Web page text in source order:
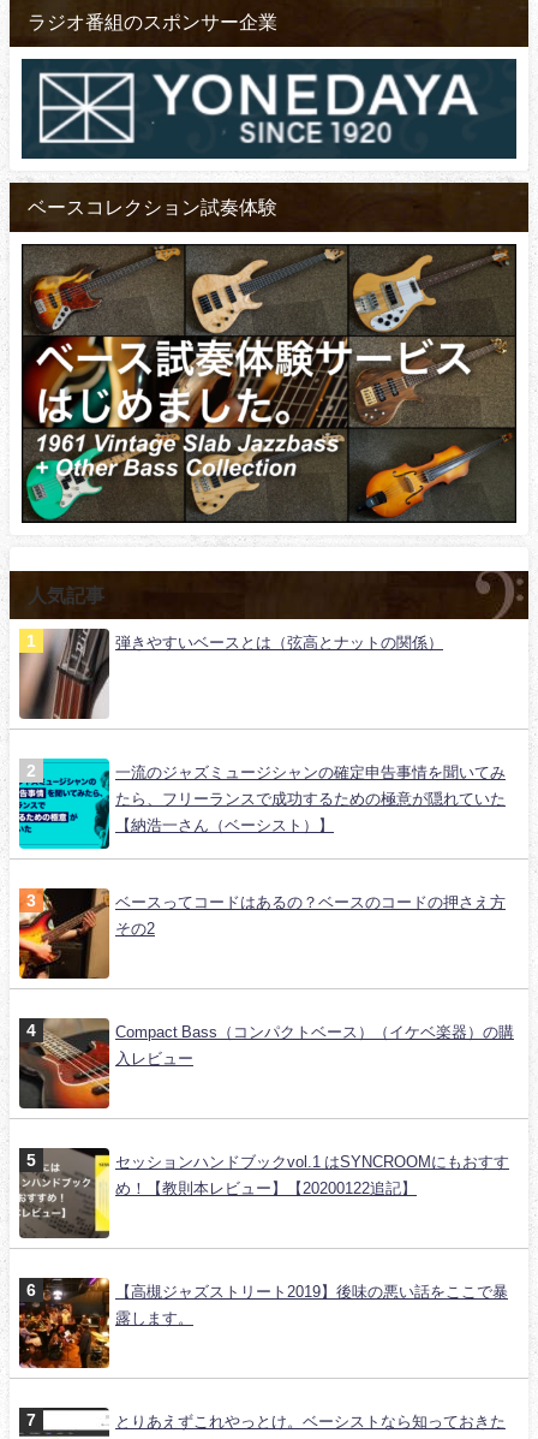
ラジオ番組のスポンサー企業
ベースコレクション試奏体験
人気記事
弾きやすいベースとは（弦高とナットの関係）
一流のジャズミュージシャンの確定申告事情を聞いてみ
たら、フリーランスで成功するための極意が隠れていた
【納浩一さん（ベーシスト）】
ベースってコードはあるの？ベースのコードの押さえ方
その2
Compact Bass（コンパクトベース）（イケベ楽器）の購
入レビュー
セッションハンドブックvol.1 はSYNCROOMにもおすす
め！【教則本レビュー】【20200122追記】
【高槻ジャズストリート2019】後味の悪い話をここで暴
露します。
とりあえずこれやっとけ。ベーシストなら知っておきた